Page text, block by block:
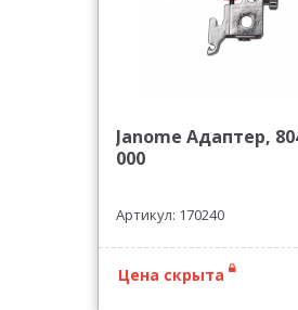
Janome Адаптер,
000
Артикул: 170240
Цена скрыта